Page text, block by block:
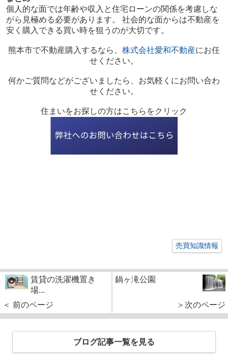
個人的な面では年齢や収入と住宅ローンの関係を考慮しな
がら見極める必要があります。 社会的な面からは不動産を
安く購入できる買い時を狙うのが大切です。
熊本市で不動産購入するなら、 株式会社愛和不動産にお任
せください。
何かご質問などがございましたら、お気軽くにお問い合わ
せください。
住まいをお探しの方はこちらをクリック
売買知識情報
賃貸の洗濯機置き
場...
＜ 前のページ
鍋ヶ滝公園
＞次のページ
ブログ記事一覧を見る